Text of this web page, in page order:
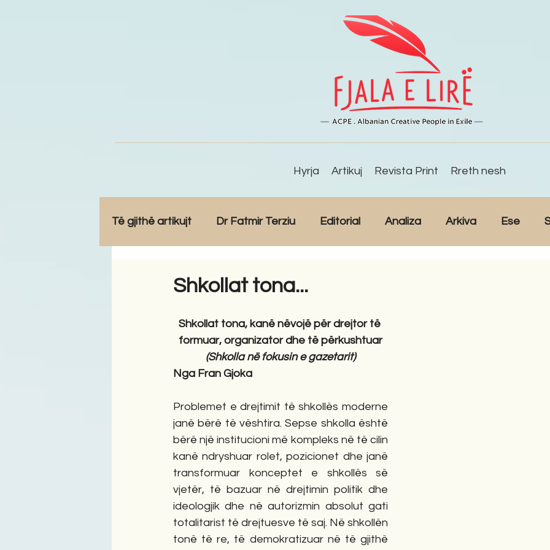
Hyrja Artikuj Revista Print Rreth nesh
Të gjithë artikujt Dr Fatmir Terziu Editorial Analiza Arkiva Ese
Antologji Poezi Tregime Novela
Shkollat tona...
Shkollat tona, kanë nëvojë për drejtor të
formuar, organizator dhe të përkushtuar
(Shkolla në fokusin e gazetarit)
Nga Fran Gjoka
Problemet e drejtimit të shkollës moderne
janë bërë të vështira. Sepse shkolla është
bërë një institucioni më kompleks në të cilin
kanë ndryshuar rolet, pozicionet dhe janë
transformuar konceptet e shkollës së
vjetër, të bazuar në drejtimin politik dhe
ideologjik dhe në autorizmin absolut gati
totalitarist të drejtuesve të saj. Në shkollën
tonë të re, të demokratizuar në të gjithë